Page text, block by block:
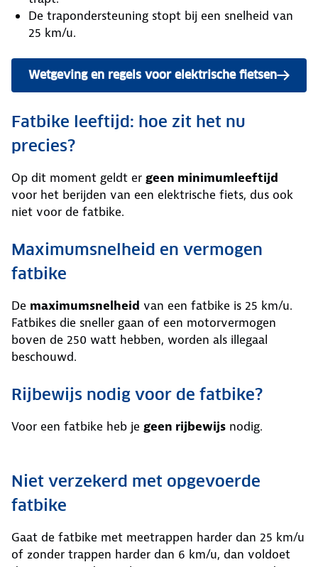
De trapondersteuning stopt bij een snelheid van
25 km/u.
Wetgeving en regels voor elektrische fietsen
Fatbike leeftijd: hoe zit het nu
precies?
Op dit moment geldt er geen minimumleeftijd
voor het berijden van een elektrische fiets, dus ook
niet voor de fatbike.
Maximumsnelheid en vermogen
fatbike
De maximumsnelheid van een fatbike is 25 km/u.
Fatbikes die sneller gaan of een motorvermogen
boven de 250 watt hebben, worden als illegaal
beschouwd.
Rijbewijs nodig voor de fatbike?
Voor een fatbike heb je geen rijbewijs nodig.
Niet verzekerd met opgevoerde
fatbike
Gaat de fatbike met meetrappen harder dan 25 km/u
of zonder trappen harder dan 6 km/u, dan voldoet